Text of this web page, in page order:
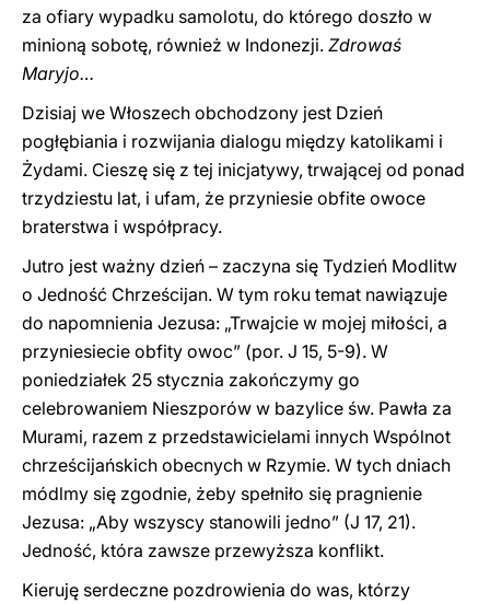
za ofiary wypadku samolotu, do którego doszło w
minioną sobotę, również w Indonezji. Zdrowaś
Maryjo…
Dzisiaj we Włoszech obchodzony jest Dzień
pogłębiania i rozwijania dialogu między katolikami i
Żydami. Cieszę się z tej inicjatywy, trwającej od ponad
trzydziestu lat, i ufam, że przyniesie obfite owoce
braterstwa i współpracy.
Jutro jest ważny dzień – zaczyna się Tydzień Modlitw
o Jedność Chrześcijan. W tym roku temat nawiązuje
do napomnienia Jezusa: „Trwajcie w mojej miłości, a
przyniesiecie obfity owoc” (por. J 15, 5-9). W
poniedziałek 25 stycznia zakończymy go
celebrowaniem Nieszporów w bazylice św. Pawła za
Murami, razem z przedstawicielami innych Wspólnot
chrześcijańskich obecnych w Rzymie. W tych dniach
módlmy się zgodnie, żeby spełniło się pragnienie
Jezusa: „Aby wszyscy stanowili jedno” (J 17, 21).
Jedność, która zawsze przewyższa konflikt.
Kieruję serdeczne pozdrowienia do was, którzy